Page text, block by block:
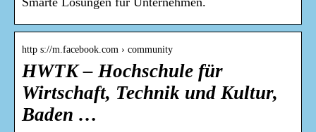
http s://m.facebook.com › community
HWTK – Hochschule für
Wirtschaft, Technik und Kultur,
Baden …